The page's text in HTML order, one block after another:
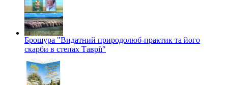
Брошура "Видатний природолюб-практик та його
скарби в степах Таврії"